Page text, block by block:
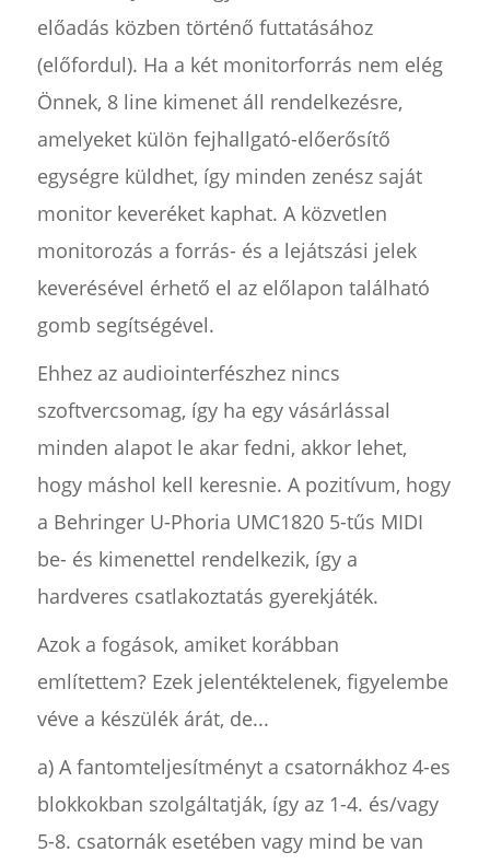
előadás közben történő futtatásához
(előfordul). Ha a két monitorforrás nem elég
Önnek, 8 line kimenet áll rendelkezésre,
amelyeket külön fejhallgató-előerősítő
egységre küldhet, így minden zenész saját
monitor keveréket kaphat. A közvetlen
monitorozás a forrás- és a lejátszási jelek
keverésével érhető el az előlapon található
gomb segítségével.
Ehhez az audiointerfészhez nincs
szoftvercsomag, így ha egy vásárlással
minden alapot le akar fedni, akkor lehet,
hogy máshol kell keresnie. A pozitívum, hogy
a Behringer U-Phoria UMC1820 5-tűs MIDI
be- és kimenettel rendelkezik, így a
hardveres csatlakoztatás gyerekjáték.
Azok a fogások, amiket korábban
említettem? Ezek jelentéktelenek, figyelembe
véve a készülék árát, de...
a) A fantomteljesítményt a csatornákhoz 4-es
blokkokban szolgáltatják, így az 1-4. és/vagy
5-8. csatornák esetében vagy mind be van